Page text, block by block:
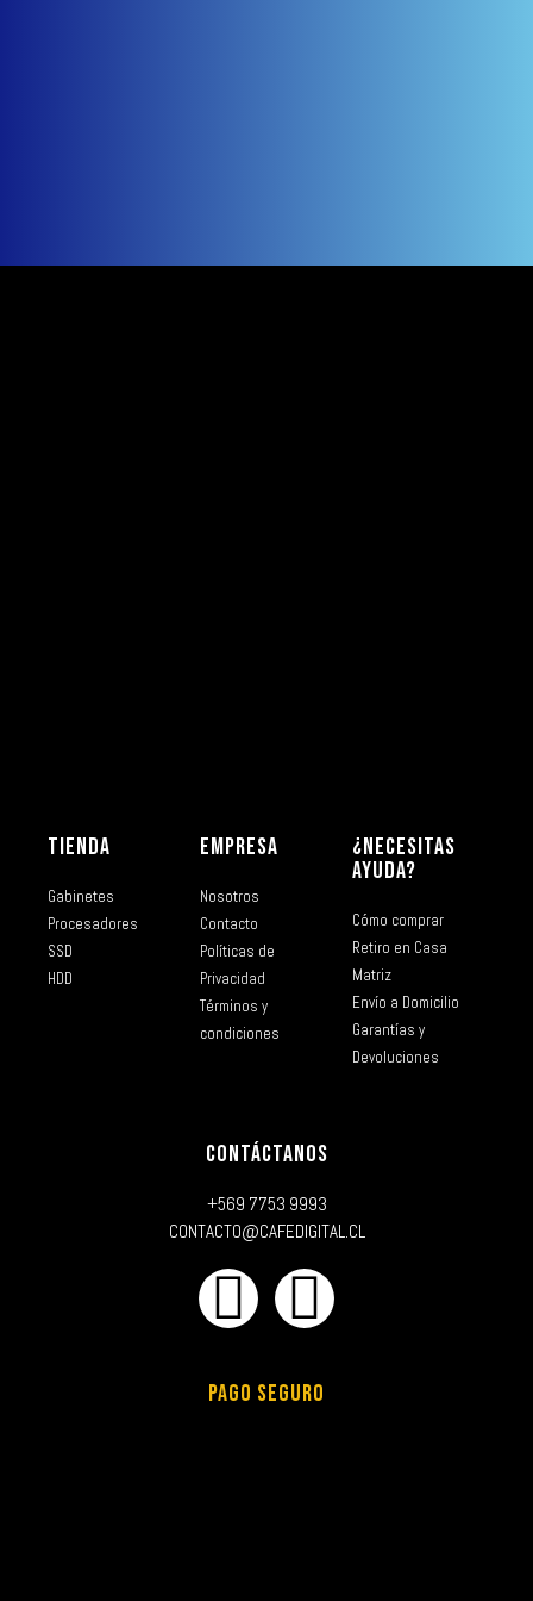
TIENDA
Gabinetes
Procesadores
SSD
HDD
EMPRESA
Nosotros
Contacto
Políticas de
Privacidad
Términos y
condiciones
¿NECESITAS
AYUDA?
Cómo comprar
Retiro en Casa
Matriz
Envío a Domicilio
Garantías y
Devoluciones
CONTÁCTANOS
+569 7753 9993
CONTACTO@CAFEDIGITAL.CL
PAGO SEGURO